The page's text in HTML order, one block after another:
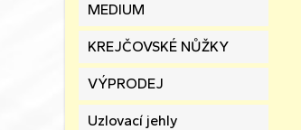
MEDIUM
KREJČOVSKÉ NŮŽKY
VÝPRODEJ
Uzlovací jehly